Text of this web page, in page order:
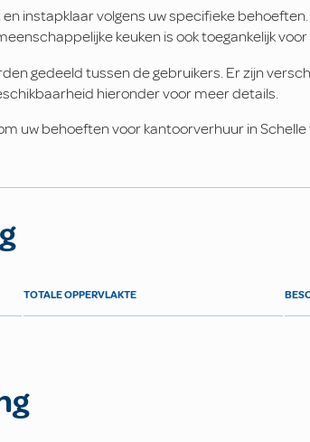
instapklaar volgens uw specifieke
keuken is ook toegankelijk
gedeeld tussen de gebruikers. Er zijn
hieronder voor meer details.
uw behoeften voor kantoorverhuur in
TOTALE OPPERVLAKTE